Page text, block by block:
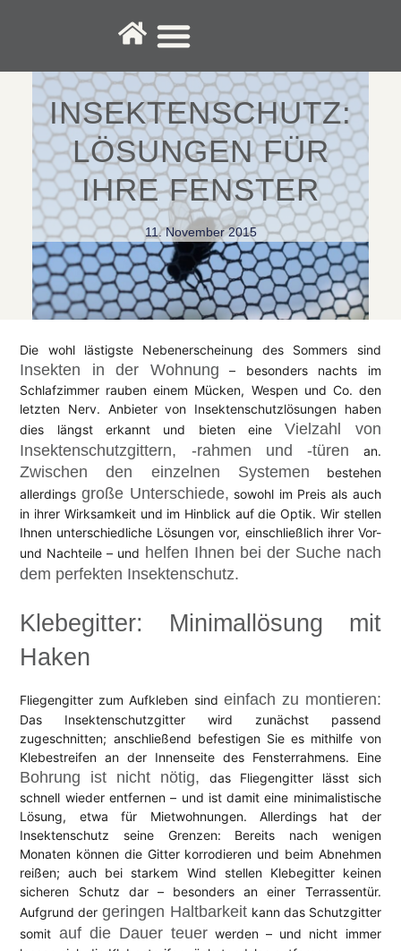
INSEKTENSCHUTZ:
LÖSUNGEN FÜR
IHRE FENSTER
11. November 2015
Die wohl lästigste Nebenerscheinung des Sommers sind
Insekten in der Wohnung – besonders nachts im
Schlafzimmer rauben einem Mücken, Wespen und Co. den
letzten Nerv. Anbieter von Insektenschutzlösungen haben
dies längst erkannt und bieten eineVielzahl von
Insektenschutzgittern, -rahmen und -türen an.
Zwischen den einzelnen Systemen bestehen
allerdings große Unterschiede, sowohl im Preis als auch
in ihrer Wirksamkeit und im Hinblick auf die Optik. Wir stellen
Ihnen unterschiedliche Lösungen vor, einschließlich ihrer Vor-
und Nachteile – und helfen Ihnen bei der Suche nach
dem perfekten Insektenschutz.
Klebegitter: Minimallösung mit
Haken
Fliegengitter zum Aufkleben sind einfach zu montieren:
Das Insektenschutzgitter wird zunächst passend
zugeschnitten; anschließend befestigen Sie es mithilfe von
Klebestreifen an der Innenseite des Fensterrahmens. Eine
Bohrung ist nicht nötig, das Fliegengitter lässt sich
schnell wieder entfernen – und ist damit eine minimalistische
Lösung, etwa für Mietwohnungen. Allerdings hat der
Insektenschutz seine Grenzen: Bereits nach wenigen
Monaten können die Gitter korrodieren und beim Abnehmen
reißen; auch bei starkem Wind stellen Klebegitter keinen
sicheren Schutz dar – besonders an einer Terrassentür.
Aufgrund der geringen Haltbarkeit kann das Schutzgitter
somit auf die Dauer teuerwerden – und nicht immer